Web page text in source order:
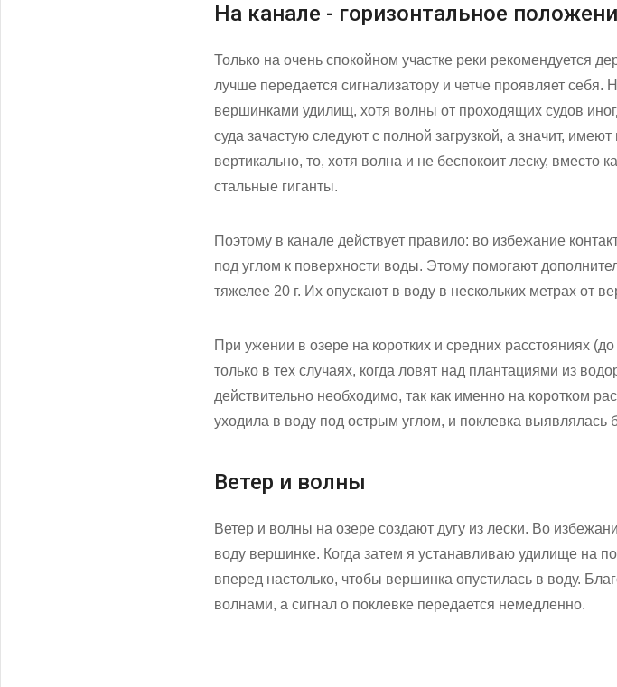
На канале - горизонтальное
Только на очень спокойном участке реки рекомендуется
лучше передается сигнализатору и четче проявляет
вершинками удилищ, хотя волны от проходящих судов
суда зачастую следуют с полной загрузкой, а значит,
вертикально, то, хотя волна и не беспокоит леску, вместо
стальные гиганты.
Поэтому в канале действует правило: во избежание
под углом к поверхности воды. Этому помогают
тяжелее 20 г. Их опускают в воду в нескольких метрах от
При ужении в озере на коротких и средних расстояниях
только в тех случаях, когда ловят над плантациями из
действительно необходимо, так как именно на коротком
уходила в воду под острым углом, и поклевка выявлялась
Ветер и волны
Ветер и волны на озере создают дугу из лески. Во
воду вершинке. Когда затем я устанавливаю удилище на
вперед настолько, чтобы вершинка опустилась в воду.
волнами, а сигнал о поклевке передается немедленно.